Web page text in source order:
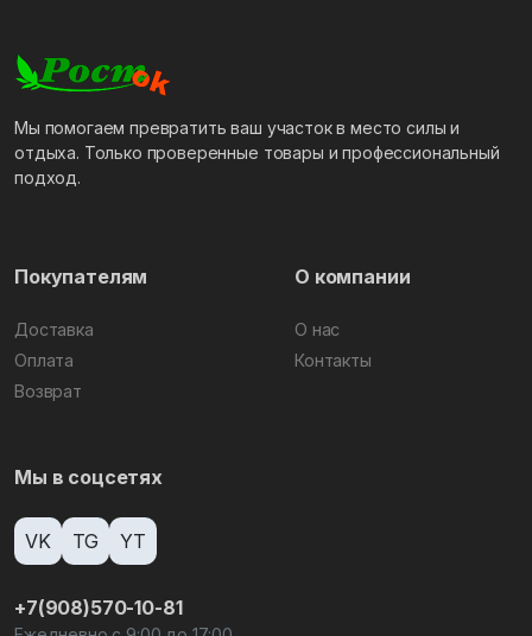
Мы помогаем превратить ваш участок в место силы и
отдыха. Только проверенные товары и профессиональный
подход.
Покупателям
Доставка
Оплата
Возврат
О компании
О нас
Контакты
Мы в соцсетях
VK TG YT
+7(908)570-10-81